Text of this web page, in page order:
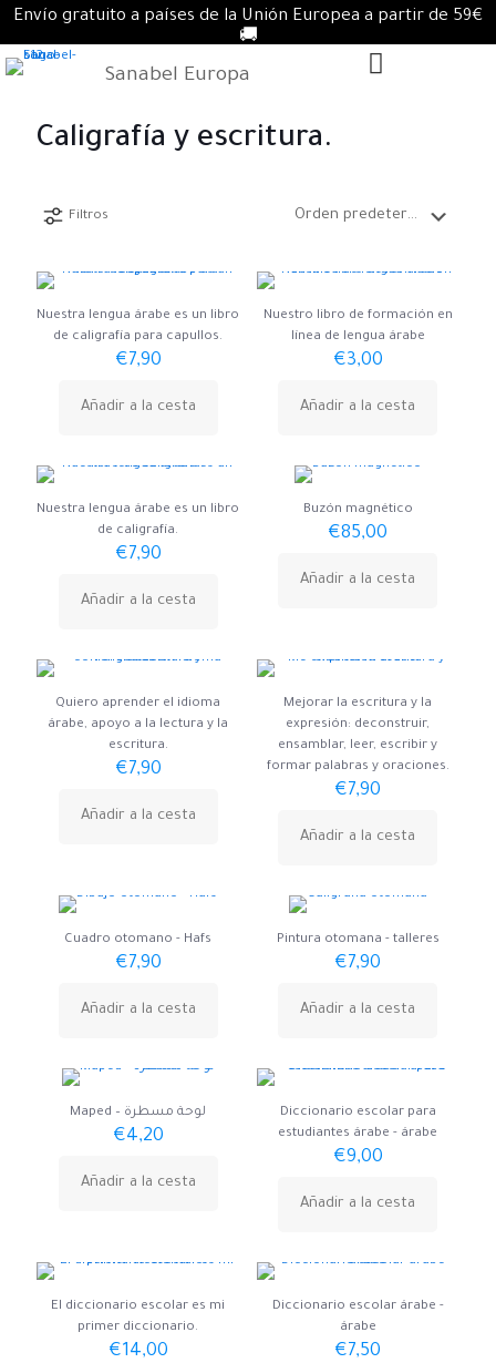
Envío gratuito a países de la Unión Europea a partir de 59€
🚚
Sanabel Europa
Caligrafía y escritura.
Filtros
Nuestra lengua árabe es un libro
de caligrafía para capullos.
€7,90
Añadir a la cesta
Nuestro libro de formación en
línea de lengua árabe
€3,00
Añadir a la cesta
Nuestra lengua árabe es un libro
de caligrafía.
€7,90
Añadir a la cesta
Buzón magnético
€85,00
Añadir a la cesta
Quiero aprender el idioma
árabe, apoyo a la lectura y la
escritura.
€7,90
Añadir a la cesta
Mejorar la escritura y la
expresión: deconstruir,
ensamblar, leer, escribir y
formar palabras y oraciones.
€7,90
Añadir a la cesta
Cuadro otomano - Hafs
€7,90
Añadir a la cesta
Pintura otomana - talleres
€7,90
Añadir a la cesta
Maped – لوحة مسطرة
€4,20
Añadir a la cesta
Diccionario escolar para
estudiantes árabe - árabe
€9,00
Añadir a la cesta
El diccionario escolar es mi
primer diccionario.
€14,00
Diccionario escolar árabe -
árabe
€7,50